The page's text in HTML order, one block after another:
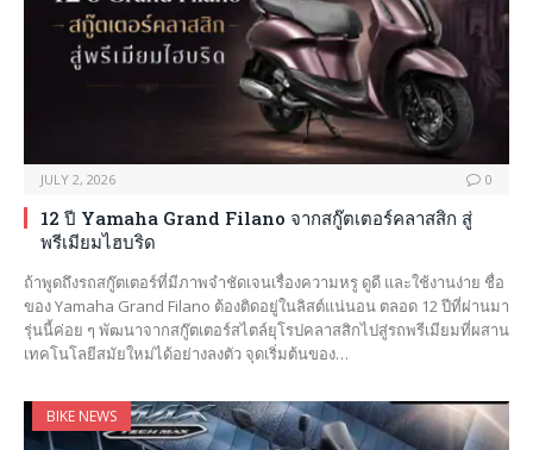
JULY 2, 2026 0
12 ปี Yamaha Grand Filano จากสกู๊ตเตอร์คลาสสิก สู่
พรีเมียมไฮบริด
ถ้าพูดถึงรถสกู๊ตเตอร์ที่มีภาพจำชัดเจนเรื่องความหรู ดูดี และใช้งานง่าย ชื่อ
ของ Yamaha Grand Filano ต้องติดอยู่ในลิสต์แน่นอน ตลอด 12 ปีที่ผ่านมา
รุ่นนี้ค่อย ๆ พัฒนาจากสกู๊ตเตอร์สไตล์ยุโรปคลาสสิกไปสู่รถพรีเมียมที่ผสาน
เทคโนโลยีสมัยใหม่ได้อย่างลงตัว จุดเริ่มต้นของ…
BIKE NEWS